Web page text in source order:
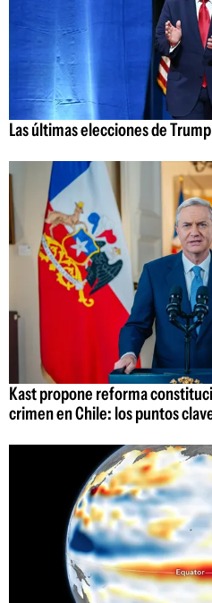
Las últimas elecciones de Trump
Kast propone reforma
crimen en Chile: los puntos